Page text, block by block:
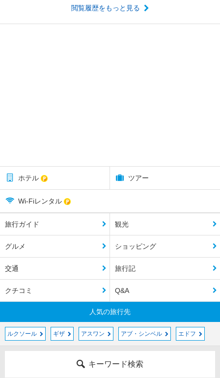
閲覧履歴をもっと見る
ホテル ツアー
Wi-Fiレンタル
旅行ガイド 観光
グルメ ショッピング
交通 旅行記
クチコミ Q&A
人気の旅行先
ルクソール ギザ アスワン アブ・シンベル エドフ
キーワード検索